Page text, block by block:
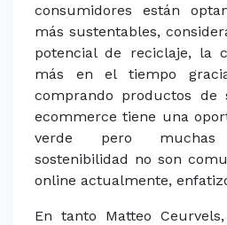
consumidores están
más sustentables,
potencial de reciclaje, la
más en el tiempo
comprando productos de
ecommerce tiene una
verde pero muchas
sostenibilidad no son
online actualmente,
En tanto Matteo